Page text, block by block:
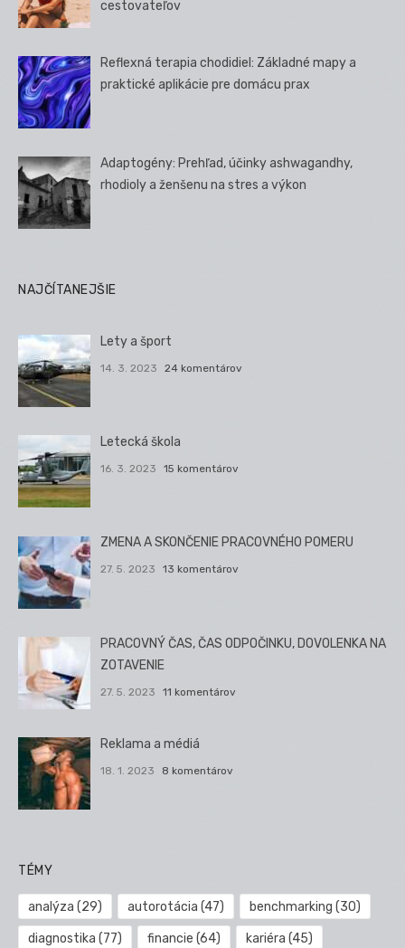
cestovateľov
Reflexná terapia chodidiel: Základné mapy a
praktické aplikácie pre domácu prax
Adaptogény: Prehľad, účinky ashwagandhy,
rhodioly a ženšenu na stres a výkon
NAJČÍTANEJŠIE
Lety a šport
14. 3. 2023 24 komentárov
Letecká škola
16. 3. 2023 15 komentárov
ZMENA A SKONČENIE PRACOVNÉHO POMERU
27. 5. 2023 13 komentárov
PRACOVNÝ ČAS, ČAS ODPOČINKU, DOVOLENKA NA
ZOTAVENIE
27. 5. 2023 11 komentárov
Reklama a médiá
18. 1. 2023 8 komentárov
TÉMY
analýza (29) autorotácia (47) benchmarking (30)
diagnostika (77) financie (64) kariéra (45)